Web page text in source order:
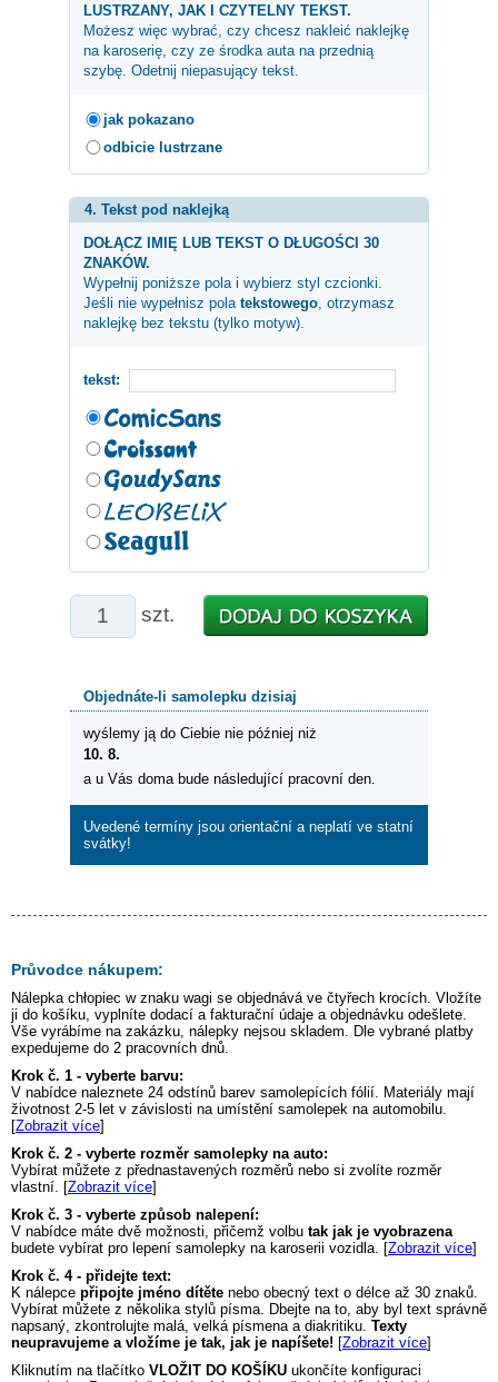
LUSTRZANY, JAK I CZYTELNY TEKST.
Możesz więc wybrać, czy chcesz nakleić naklejkę
na karoserię, czy ze środka auta na przednią
szybę. Odetnij niepasujący tekst.
jak pokazano
odbicie lustrzane
4. Tekst pod naklejką
DOŁĄCZ IMIĘ LUB TEKST O DŁUGOŚCI 30
ZNAKÓW.
Wypełnij poniższe pola i wybierz styl czcionki.
Jeśli nie wypełnisz pola tekstowego , otrzymasz
naklejkę bez tekstu (tylko motyw).
tekst:
szt.
Objednáte-li samolepku dzisiaj
wyślemy ją do Ciebie nie później niż
10. 8.
a u Vás doma bude následující pracovní den.
Uvedené termíny jsou orientační a neplatí ve statní
svátky!
Průvodce nákupem:
Nálepka chłopiec w znaku wagi se objednává ve čtyřech krocích. Vložíte
ji do košíku, vyplníte dodací a fakturační údaje a objednávku odešlete.
Vše vyrábíme na zakázku, nálepky nejsou skladem. Dle vybrané platby
expedujeme do 2 pracovních dnů.
Krok č. 1 - vyberte barvu:
V nabídce naleznete 24 odstínů barev samolepících fólií. Materiály mají
životnost 2-5 let v závislosti na umístění samolepek na automobilu.
[Zobrazit více]
Krok č. 2 - vyberte rozměr samolepky na auto:
Vybírat můžete z přednastavených rozměrů nebo si zvolíte rozměr
vlastní. [Zobrazit více]
Krok č. 3 - vyberte způsob nalepení:
V nabídce máte dvě možnosti, přičemž volbu tak jak je vyobrazena
budete vybírat pro lepení samolepky na karoserii vozidla. [Zobrazit více]
Krok č. 4 - přidejte text:
K nálepce připojte jméno dítěte nebo obecný text o délce až 30 znaků.
Vybírat můžete z několika stylů písma. Dbejte na to, aby byl text správně
napsaný, zkontrolujte malá, velká písmena a diakritiku. Texty
neupravujeme a vložíme je tak, jak je napíšete! [Zobrazit více]
Kliknutím na tlačítko VLOŽIT DO KOŠÍKU ukončíte konfiguraci